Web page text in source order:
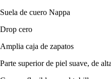
Suela de cuero Nappa
Drop cero
Amplia caja de zapatos
Parte superior de piel suave, de